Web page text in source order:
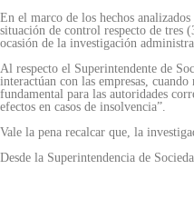
En el marco de los hechos
situación de control respecto de tres
ocasión de la investigación
Al respecto el Superintendente de
interactúan con las empresas,
fundamental para las autoridades
efectos en casos de insolvencia”.
Vale la pena recalcar que, la
Desde la Superintendencia de